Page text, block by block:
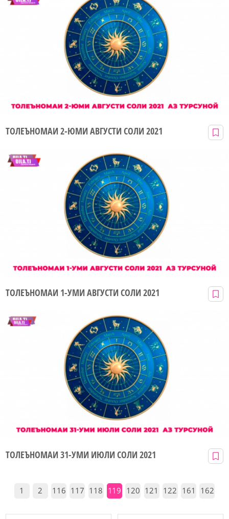
ТОЛЕЪНОМАИ 2-ЮМИ АВГУСТИ СОЛИ 2021
ТОЛЕЪНОМАИ 1-УМИ АВГУСТИ СОЛИ 2021
ТОЛЕЪНОМАИ 31-УМИ ИЮЛИ СОЛИ 2021
1 2 116 117 118 119 120 121 122 161 162